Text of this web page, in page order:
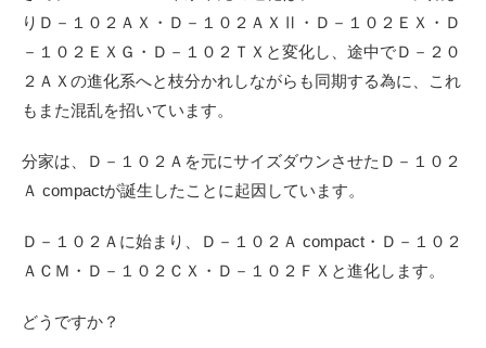
りＤ－１０２ＡＸ・Ｄ－１０２ＡＸⅡ・Ｄ－１０２ＥＸ・Ｄ
－１０２ＥＸＧ・Ｄ－１０２ＴＸと変化し、途中でＤ－２０
２ＡＸの進化系へと枝分かれしながらも同期する為に、これ
もまた混乱を招いています。
分家は、Ｄ－１０２Ａを元にサイズダウンさせたＤ－１０２
Ａ compactが誕生したことに起因しています。
Ｄ－１０２Ａに始まり、Ｄ－１０２Ａ compact・Ｄ－１０２
ＡＣＭ・Ｄ－１０２ＣＸ・Ｄ－１０２ＦＸと進化します。
どうですか？